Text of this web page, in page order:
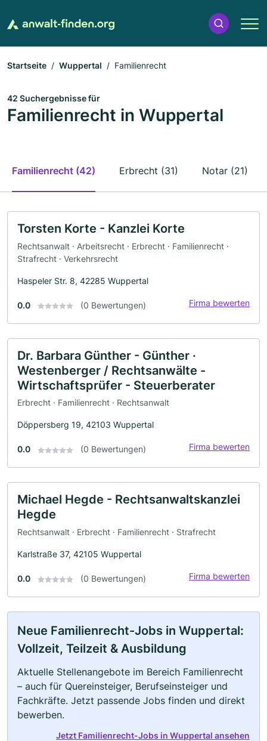
Startseite Wuppertal Familienrecht
42 Suchergebnisse für
Familienrecht in Wuppertal
Familienrecht (42) Erbrecht (31) Notar (21)
Torsten Korte - Kanzlei Korte
Rechtsanwalt · Arbeitsrecht · Erbrecht · Familienrecht ·
Strafrecht · Verkehrsrecht
Haspeler Str. 8, 42285 Wuppertal
0.0 (0 Bewertungen) Firma bewerten
Dr. Barbara Günther - Günther ·
Westenberger / Rechtsanwälte -
Wirtschaftsprüfer - Steuerberater
Erbrecht · Familienrecht · Rechtsanwalt
Döppersberg 19, 42103 Wuppertal
0.0 (0 Bewertungen) Firma bewerten
Michael Hegde - Rechtsanwaltskanzlei
Hegde
Rechtsanwalt · Erbrecht · Familienrecht · Strafrecht
Karlstraße 37, 42105 Wuppertal
0.0 (0 Bewertungen) Firma bewerten
Neue Familienrecht-Jobs in Wuppertal:
Vollzeit, Teilzeit & Ausbildung
Aktuelle Stellenangebote im Bereich Familienrecht
– auch für Quereinsteiger, Berufseinsteiger und
Fachkräfte. Jetzt passende Jobs finden und direkt
bewerben.
Jetzt Familienrecht-Jobs in Wuppertal ansehen